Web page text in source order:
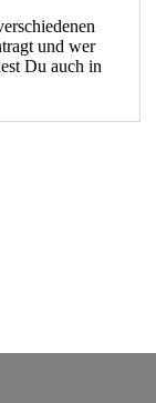
und wer
Du auch in